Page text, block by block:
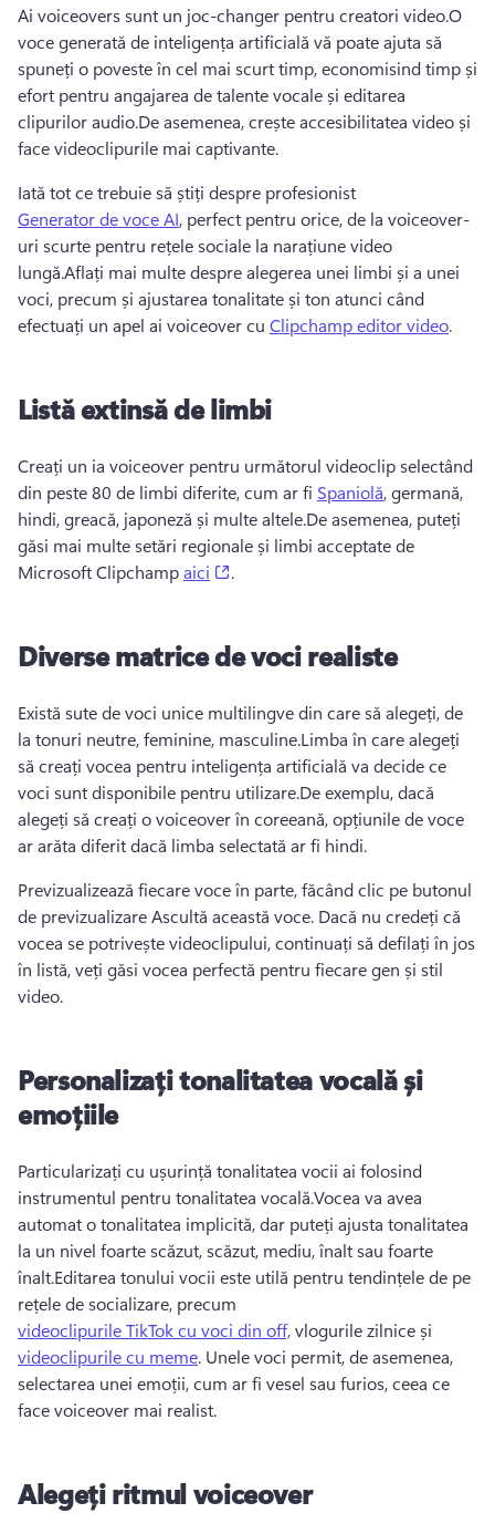
Ai voiceovers sunt un joc-changer pentru creatori video.O
voce generată de inteligența artificială vă poate ajuta să
spuneți o poveste în cel mai scurt timp, economisind timp și
efort pentru angajarea de talente vocale și editarea
clipurilor audio.De asemenea, crește accesibilitatea video și
face videoclipurile mai captivante.
Iată tot ce trebuie să știți despre profesionist
Generator de voce AI, perfect pentru orice, de la voiceover-
uri scurte pentru rețele sociale la narațiune video
lungă.Aflați mai multe despre alegerea unei limbi și a unei
voci, precum și ajustarea tonalitate și ton atunci când
efectuați un apel ai voiceover cu Clipchamp editor video.
Listă extinsă de limbi
Creați un ia voiceover pentru următorul videoclip selectând
din peste 80 de limbi diferite, cum ar fi Spaniolă, germană,
hindi, greacă, japoneză și multe altele.De asemenea, puteți
găsi mai multe setări regionale și limbi acceptate de
Microsoft Clipchamp aici .
Diverse matrice de voci realiste
Există sute de voci unice multilingve din care să alegeți, de
la tonuri neutre, feminine, masculine.Limba în care alegeți
să creați vocea pentru inteligența artificială va decide ce
voci sunt disponibile pentru utilizare.De exemplu, dacă
alegeți să creați o voiceover în coreeană, opțiunile de voce
ar arăta diferit dacă limba selectată ar fi hindi.
Previzualizează fiecare voce în parte, făcând clic pe butonul
de previzualizare Ascultă această voce. Dacă nu credeți că
vocea se potrivește videoclipului, continuați să defilați în jos
în listă, veți găsi vocea perfectă pentru fiecare gen și stil
video.
Personalizați tonalitatea vocală și
emoțiile
Particularizați cu ușurință tonalitatea vocii ai folosind
instrumentul pentru tonalitatea vocală.Vocea va avea
automat o tonalitatea implicită, dar puteți ajusta tonalitatea
la un nivel foarte scăzut, scăzut, mediu, înalt sau foarte
înalt.Editarea tonului vocii este utilă pentru tendințele de pe
rețele de socializare, precum
videoclipurile TikTok cu voci din off, vlogurile zilnice și
videoclipurile cu meme. Unele voci permit, de asemenea,
selectarea unei emoții, cum ar fi vesel sau furios, ceea ce
face voiceover mai realist.
Alegeți ritmul voiceover